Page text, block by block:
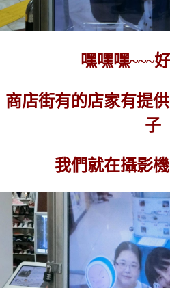
嘿嘿嘿~~~
商店街有的店家有提
子
我們就在攝影